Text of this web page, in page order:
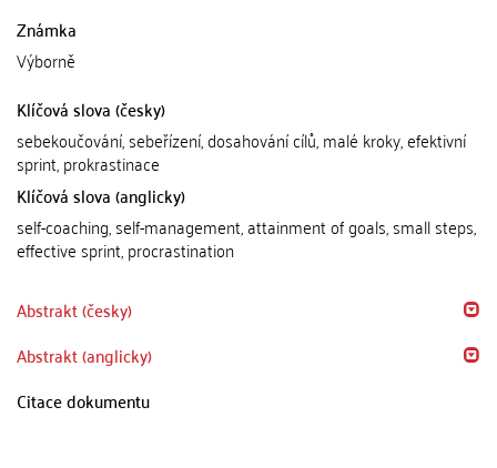
Známka
Výborně
Klíčová slova (česky)
sebekoučování, sebeřízení, dosahování cílů, malé kroky, efektivní
sprint, prokrastinace
Klíčová slova (anglicky)
self-coaching, self-management, attainment of goals, small steps,
effective sprint, procrastination
Abstrakt (česky)
Abstrakt (anglicky)
Citace dokumentu